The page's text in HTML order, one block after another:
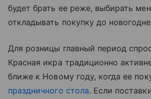
будет брать ее реже, выбирать
откладывать покупку до
Для розницы главный период
Красная икра традиционно
ближе к Новому году, когда ее
праздничного стола. Если